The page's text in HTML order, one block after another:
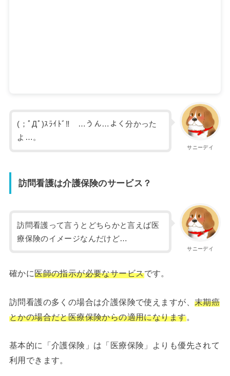
サニーデイ
(；ﾟДﾟ)ｽﾗｲﾄﾞ‼ …うん…よく分かった
よ…。
訪問看護は介護保険のサービス？
サニーデイ
訪問看護って言うとどちらかと言えば医
療保険のイメージなんだけど…
確かに医師の指示が必要なサービスです。
訪問看護の多くの場合は介護保険で使えますが、 末期癌
とかの場合だと医療保険からの適用になります。
基本的に「介護保険」は「医療保険」よりも優先されて
利用できます。